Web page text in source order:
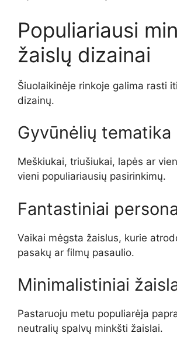
Populiariausi
žaislų dizainai
Šiuolaikinėje rinkoje galima rasti
dizainų.
Gyvūnėlių tematika
Meškiukai, triušiukai, lapės ar
vieni populiariausių pasirinkimų.
Fantastiniai
Vaikai mėgsta žaislus, kurie
pasakų ar filmų pasaulio.
Minimalistiniai
Pastaruoju metu populiarėja
neutralių spalvų minkšti žaislai.